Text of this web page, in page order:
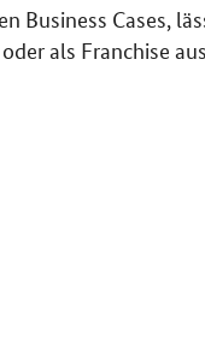
Business Cases,
als Franchise